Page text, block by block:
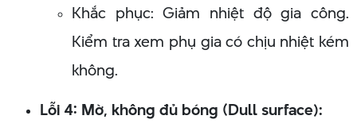
Khắc phục: Giảm nhiệt độ gia công.
Kiểm tra xem phụ gia có chịu nhiệt kém
không.
Lỗi 4: Mờ, không đủ bóng (Dull surface):